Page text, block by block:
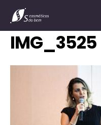
IMG_3525